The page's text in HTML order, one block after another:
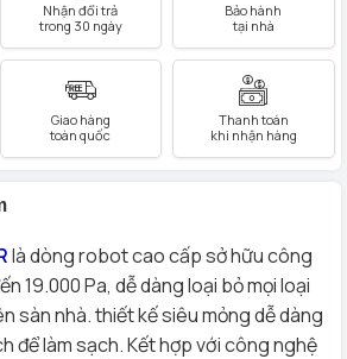
Nhận đổi trả
trong 30 ngày
Bảo hành
tại nhà
Giao hàng
toàn quốc
Thanh toán
khi nhận hàng
là dòng robot cao cấp sở hữu công
19.000 Pa, dễ dàng loại bỏ mọi loại
sàn nhà. thiết kế siêu mỏng dễ dàng
để làm sạch. Kết hợp với công nghệ